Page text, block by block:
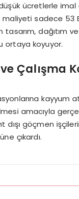
ücretlerle
maliyeti sadece
tasarım,
ortaya koyuyor.
Çalışma
kayyum
amacıyla
göçmen
çıkardı.